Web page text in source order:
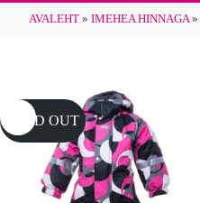
AVALEHT » IMEHEA HINNAGA»
SOLD OUT